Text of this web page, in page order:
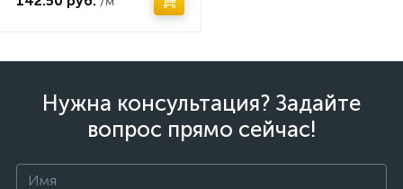
Нужна консультация? Задайте
вопрос прямо сейчас!